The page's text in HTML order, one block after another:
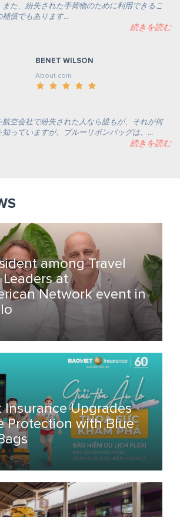
た、紛失された手荷物のために利用できるこ
償でもあります...
続きを読む
BENET WILSON
About.com
航空会社で紛失された人なら誰もが、それが何
知っていますが、ブルーリボンバッグは、...
続きを読む
among Travel
at
Network event in
Insurance Upgrades
Protection with Blue